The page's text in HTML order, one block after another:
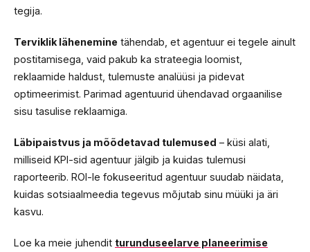
tegija.
Terviklik lähenemine tähendab, et agentuur ei tegele ainult
postitamisega, vaid pakub ka strateegia loomist,
reklaamide haldust, tulemuste analüüsi ja pidevat
optimeerimist. Parimad agentuurid ühendavad orgaanilise
sisu tasulise reklaamiga.
Läbipaistvus ja mõõdetavad tulemused – küsi alati,
milliseid KPI-sid agentuur jälgib ja kuidas tulemusi
raporteerib. ROI-le fokuseeritud agentuur suudab näidata,
kuidas sotsiaalmeedia tegevus mõjutab sinu müüki ja äri
kasvu.
Loe ka meie juhendit turunduseelarve planeerimise